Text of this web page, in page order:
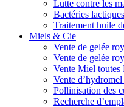
Lutte contre les
Bactéries lactiques
Traitement huile
Miels & Cie
Vente de gelée
Vente de gelée
Vente Miel toutes
Vente
Pollinisation des
Recherche